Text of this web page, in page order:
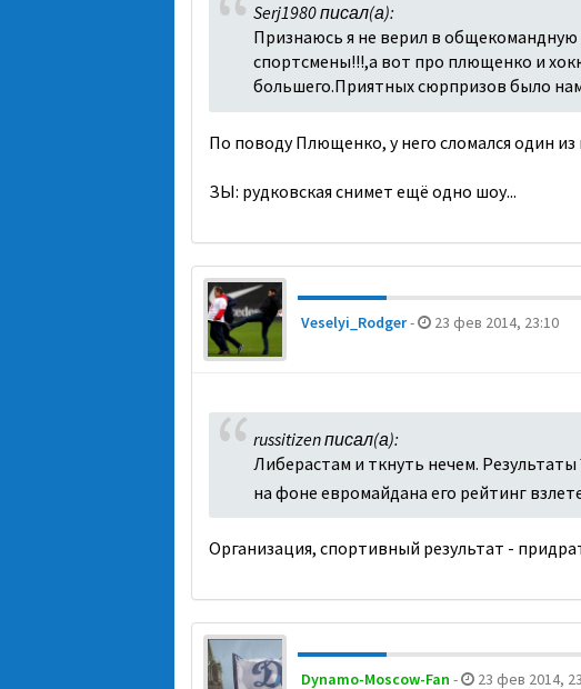
Serj1980 писал(а):
Признаюсь я не верил в
спортсмены!!!,а вот про плющенко и
большего.Приятных сюрпризов было
По поводу Плющенко, у него сломался один
ЗЫ: рудковская снимет ещё одно шоу...
Veselyi_Rodger- 23 фев 2014, 23:10
russitizen писал(а):
Либерастам и ткнуть нечем. Результаты
на фоне евромайдана его рейтинг
Организация, спортивный результат -
Dynamo-Moscow-Fan - 23 фев 2014,